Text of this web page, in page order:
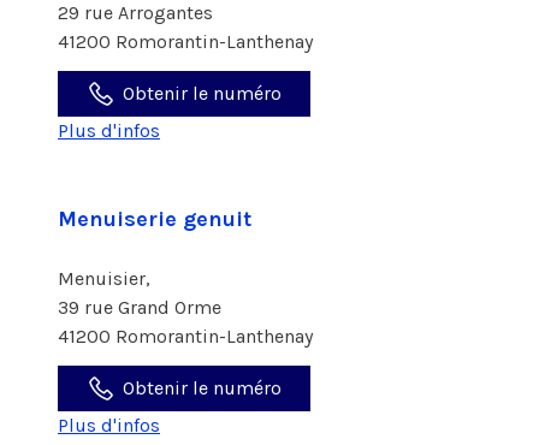
29 rue Arrogantes
41200 Romorantin-Lanthenay
Obtenir le numéro
Plus d'infos
Menuiserie genuit
Menuisier,
39 rue Grand Orme
41200 Romorantin-Lanthenay
Obtenir le numéro
Plus d'infos